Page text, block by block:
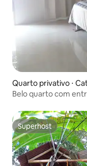
Quarto privativo ⋅
Belo quarto com
Superhost
Superhost